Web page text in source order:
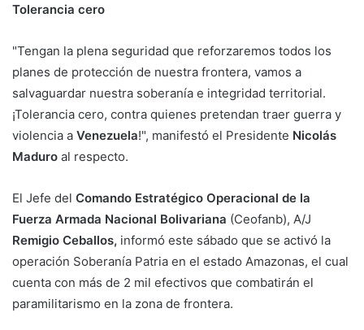
Tolerancia cero
"Tengan la plena seguridad que reforzaremos todos los
planes de protección de nuestra frontera, vamos a
salvaguardar nuestra soberanía e integridad territorial.
¡Tolerancia cero, contra quienes pretendan traer guerra y
violencia a Venezuela!", manifestó el Presidente Nicolás
Maduro al respecto.
El Jefe del Comando Estratégico Operacional de la
Fuerza Armada Nacional Bolivariana (Ceofanb), A/J
Remigio Ceballos, informó este sábado que se activó la
operación Soberanía Patria en el estado Amazonas, el cual
cuenta con más de 2 mil efectivos que combatirán el
paramilitarismo en la zona de frontera.